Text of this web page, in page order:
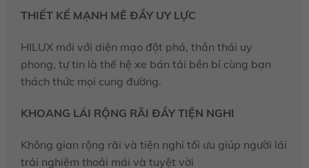
THIẾT KẾ MẠNH MẼ ĐẦY UY LỰC
HILUX mới với diện mạo đột phá, thần thái uy
phong, tự tin là thế hệ xe bán tải bền bỉ cùng bạn
thách thức mọi cung đường.
KHOANG LÁI RỘNG RÃI ĐẦY TIỆN NGHI
Không gian rộng rãi và tiện nghi tối ưu giúp người lái
trải nghiệm thoải mái và tuyệt vời